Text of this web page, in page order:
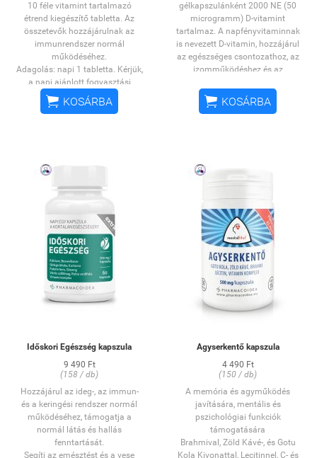
10 féle vitamint tartalmazó
étrend kiegészítő tabletta. Az
összetevők hozzájárulnak az
immunrendszer normál
működéséhez.
Adagolás: napi 1 tabletta. Kérjük,
a napi ajánlott fogyasztási
mennyiséget ne lépje túl. Az
étrend-kiegészítő nem helyettesíti
hőmérsékleten, erős fénytől
védve, kisgyermekektől elzárva
összetevőt!
Tápérték 100 g termékben:
energia: 471 kJ (112,1 kcal);
fehérje: 3,3 g; szénhidrát: 13,8 g
ebből cukor: 3,9 g; zsír: 4,3 g,
telített zsírsav: 0,0 g.
1 tabletta
tartalmaz
Mennyisé
g:
*
C-vitamin
40 mg
50 %
Niacin
8 NE mg 50 %
6 α-TE
mg
Pantoténsav
3 mg
50 %
 KOSÁRBA
gélkapszulánként 2000 NE (50
microgramm) D-vitamint
tartalmaz. A napfényvitaminnak
is nevezett D-vitamin, hozzájárul
az egészséges csontozathoz, az
izomműködéshez és az
működéséhez.
OGYÉI: 14296/2014
 KOSÁRBA
Időskori Egészség kapszula
9 490 Ft
(158 / db)
Hozzájárul az ideg-, az immun-
és a keringési rendszer normál
működéséhez, támogatja a
normál látás és hallás
fenntartását.
Segíti az emésztést és a vese
Agyserkentő kapszula
4 490 Ft
(150 / db)
A memória és agyműködés
javítására, mentális és
pszichológiai funkciók
támogatására
Brahmival, Zöld Kávé-, és Gotu
Kola Kivonattal, Lecitinnel, C- és